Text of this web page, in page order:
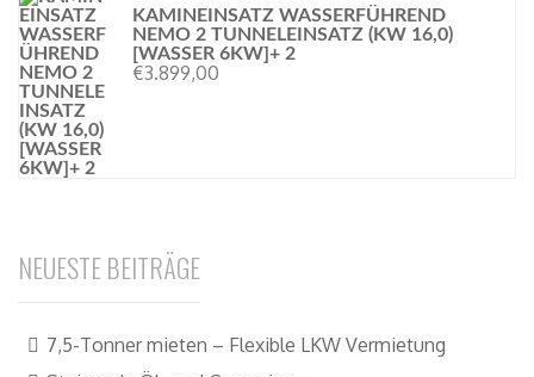
KAMINEINSATZ WASSERFÜHREND
NEMO 2 TUNNELEINSATZ (KW 16,0)
[WASSER 6KW]+ 2
€3.899,00
NEUESTE BEITRÄGE
7,5-Tonner mieten – Flexible LKW Vermietung